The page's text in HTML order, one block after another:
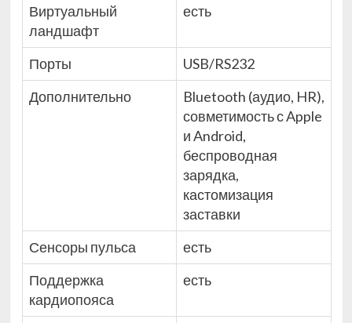
Виртуальный
ландшафт
есть
Порты
USB/RS232
Дополнительно
Bluetooth (аудио, HR),
совметимость с Apple
и Android,
беспроводная
зарядка,
кастомизация
заставки
Сенсоры пульса
есть
Поддержка
кардиопояса
есть